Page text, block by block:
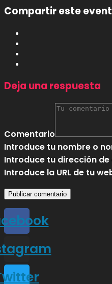
Compartir este
Deja una respuesta
Comentario
Introduce tu nombre o
Introduce tu dirección
Introduce la URL de tu